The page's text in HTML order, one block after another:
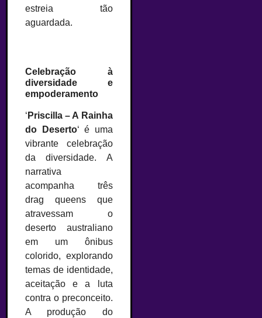
estreia tão
aguardada.
Celebração à
diversidade e
empoderamento
‘ Priscilla – A Rainha
do Deserto‘ é uma
vibrante celebração
da diversidade. A
narrativa
acompanha três
drag queens que
atravessam o
deserto australiano
em um ônibus
colorido, explorando
temas de identidade,
aceitação e a luta
contra o preconceito.
A produção do